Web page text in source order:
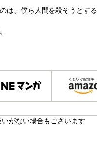
は、僕ら人間を殺そうとする
がない場合もございます